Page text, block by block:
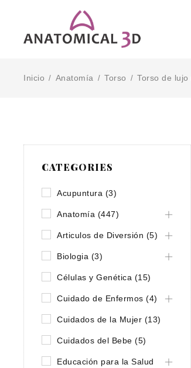
Inicio / Anatomía / Torso / Torso de
CATEGORIES
Acupuntura (3)
Anatomía (447)
Articulos de Diversión (5)
Biologia (3)
Células y Genética (15)
Cuidado de Enfermos (4)
Cuidados de la Mujer (13)
Cuidados del Bebe (5)
Educación para la Salud